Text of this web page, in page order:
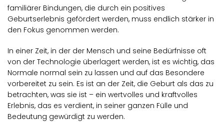
familiärer Bindungen, die durch ein positives
Geburtserlebnis gefördert werden, muss endlich stärker in
den Fokus genommen werden.
In einer Zeit, in der der Mensch und seine Bedürfnisse oft
von der Technologie überlagert werden, ist es wichtig, das
Normale normal sein zu lassen und auf das Besondere
vorbereitet zu sein. Es ist an der Zeit, die Geburt als das zu
betrachten, was sie ist – ein wertvolles und kraftvolles
Erlebnis, das es verdient, in seiner ganzen Fülle und
Bedeutung gewürdigt zu werden.